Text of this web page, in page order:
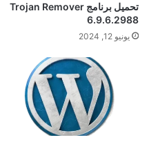
تحميل برنامج Trojan Remover
6.9.6.2988
يونيو 12, 2024